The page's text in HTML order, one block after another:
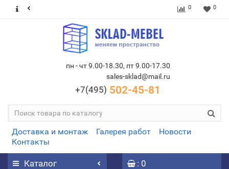
0 0
пн - чт 9.00-18.30, пт 9.00-17.30
sales-sklad@mail.ru
+7(495) 502-45-81
Доставка и монтаж Галерея работ
Новости
Контакты
Каталог : 0